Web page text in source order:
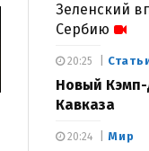
Зеленский
Сербию
Новый
Кавказа
20:25
Мир
20:24